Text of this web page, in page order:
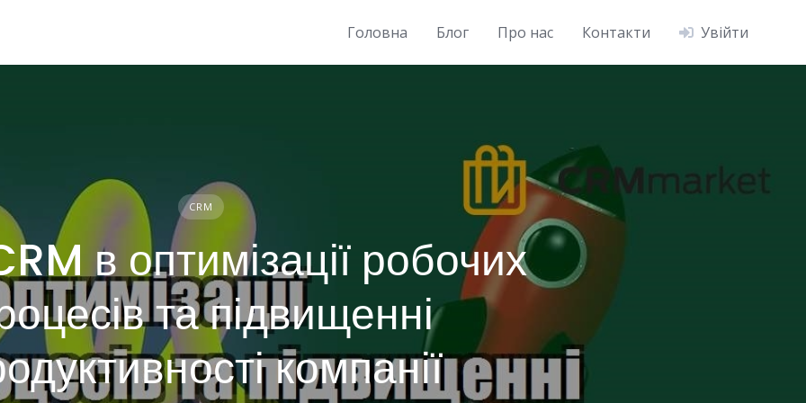
Головна Блог Про нас Контакти Увійти
CRM
в оптимізації робочих
та підвищенні
компанії